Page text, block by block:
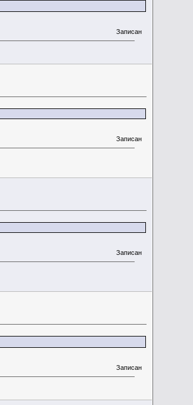
Записан
Записан
Записан
Записан